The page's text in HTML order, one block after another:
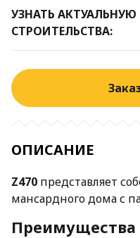
УЗНАТЬ
СТРОИТЕЛЬСТВА:
ОПИСАНИЕ
Z470 представляет
мансардного дома с
Преимущества